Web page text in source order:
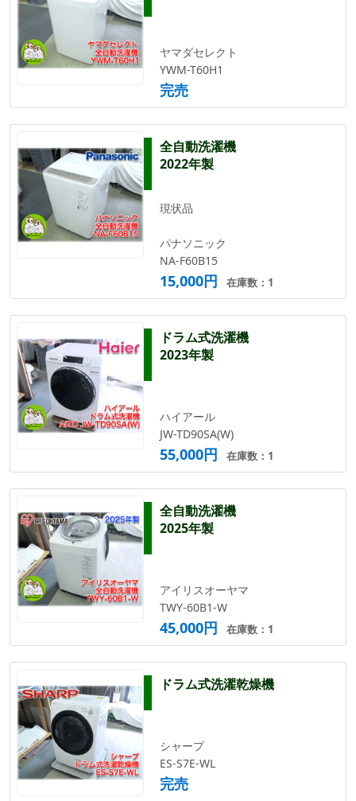
ヤマダセレクト
YWM-T60H1
完売
全自動洗濯機
2022年製
現状品
パナソニック
NA-F60B15
15,000円 在庫数：1
ドラム式洗濯機
2023年製
ハイアール
JW-TD90SA(W)
55,000円 在庫数：1
全自動洗濯機
2025年製
アイリスオーヤマ
TWY-60B1-W
45,000円 在庫数：1
ドラム式洗濯乾燥機
シャープ
ES-S7E-WL
完売